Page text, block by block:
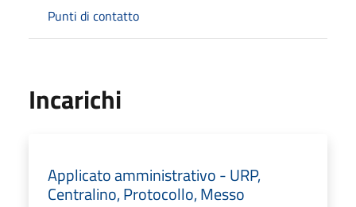
Punti di contatto
Incarichi
Applicato amministrativo - URP,
Centralino, Protocollo, Messo